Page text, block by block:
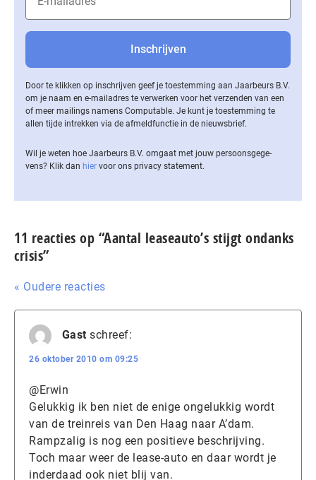
Door te klikken op inschrijven geef je toestemming aan Jaarbeurs B.V.
om je naam en e-mailadres te verwerken voor het verzenden van een
of meer mailings namens Computable. Je kunt je toestemming te
allen tijde intrekken via de af­meld­func­tie in de nieuwsbrief.
Wil je weten hoe Jaarbeurs B.V. omgaat met jouw per­soons­ge­ge­
vens? Klik dan hier voor ons privacy statement.
11 reacties op “Aantal leaseauto’s stijgt ondanks
crisis”
« Oudere reacties
Gast schreef:
26 oktober 2010 om 09:25
@Erwin
Gelukkig ik ben niet de enige ongelukkig wordt
van de treinreis van Den Haag naar A’dam.
Rampzalig is nog een positieve beschrijving.
Toch maar weer de lease-auto en daar wordt je
inderdaad ook niet blij van.